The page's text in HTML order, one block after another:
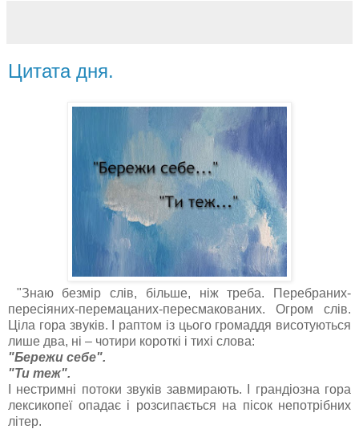
Цитата дня.
"Знаю безмір слів, більше, ніж треба. Перебраних-
пересіяних-перемацаних-пересмакованих. Огром слів.
Ціла гора звуків. І раптом із цього громаддя висотуються
лише два, ні – чотири короткі і тихі слова:
"Бережи себе".
"Ти теж".
І нестримні потоки звуків завмирають. І грандіозна гора
лексикопеї опадає і розсипається на пісок непотрібних
літер.